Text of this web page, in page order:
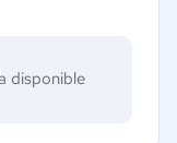
disponible